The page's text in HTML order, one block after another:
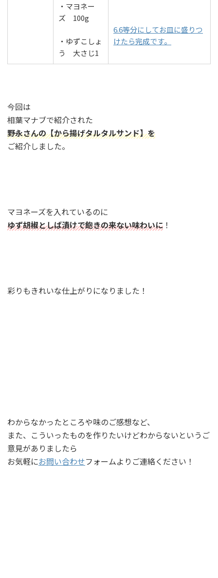
・マヨネー
ズ 100g
・ゆずこしょ
う 大さじ1
6.6等分にしてお皿に盛りつ
けたら完成です。
今回は
相葉マナブで紹介された
野永さんの【から揚げタルタルサンド】を
ご紹介しました。
マヨネーズを入れているのに
ゆず胡椒としば漬けで飽きの来ない味わいに ！
彩りもきれいな仕上がりになりました！
わからなかったところや味のご感想など、
また、こういったものを作りたいけどわからないというご
意見がありましたら
お気軽にお問い合わせフォームよりご連絡ください！